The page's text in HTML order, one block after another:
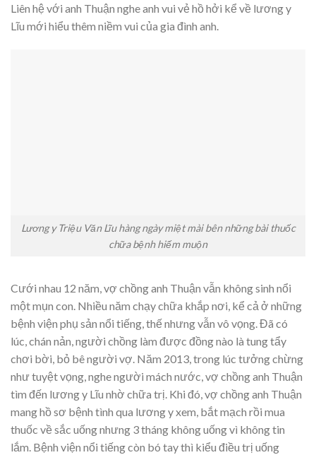
Liên hệ với anh Thuận nghe anh vui vẻ hồ hởi kể về lương y
Lĩu mới hiểu thêm niềm vui của gia đình anh.
Lương y Triệu Văn Lĩu hàng ngày miệt mài bên những bài thuốc
chữa bệnh hiếm muộn
Cưới nhau 12 năm, vợ chồng anh Thuận vẫn không sinh nổi
một mụn con. Nhiều năm chạy chữa khắp nơi, kể cả ở những
bệnh viện phụ sản nổi tiếng, thế nhưng vẫn vô vọng. Đã có
lúc, chán nản, người chồng làm được đồng nào là tung tẩy
chơi bời, bỏ bê người vợ. Năm 2013, trong lúc tưởng chừng
như tuyệt vọng, nghe người mách nước, vợ chồng anh Thuận
tìm đến lương y Lĩu nhờ chữa trị. Khi đó, vợ chồng anh Thuận
mang hồ sơ bệnh tình qua lương y xem, bắt mạch rồi mua
thuốc về sắc uống nhưng 3 tháng không uống vì không tin
lắm. Bệnh viện nổi tiếng còn bó tay thì kiểu điều trị uống